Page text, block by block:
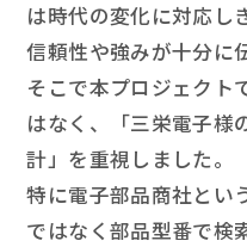
は時代の変化に対応し
信頼性や強みが十分に
そこで本プロジェクト
はなく、「三栄電子様
計」を重視しました。
特に電子部品商社とい
ではなく部品型番で検